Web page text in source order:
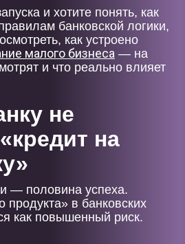
и хотите понять, как
банковской логики,
как устроено
малого бизнеса — на
и что реально влияет
не
на
— половина успеха.
продукта» в банковских
как повышенный риск.